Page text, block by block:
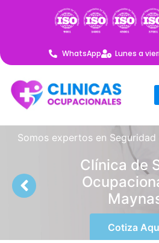
WhatsApp Lunes a
Somos expertos en
Clínica de
Cotiza